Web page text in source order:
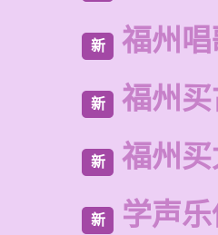
新 福州
新 福州
新 福州
新 学声